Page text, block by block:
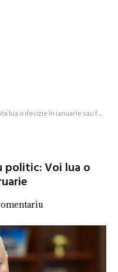
o decizie în ianuarie sau februarie
politic: Voi lua o